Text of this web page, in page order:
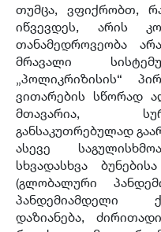
თუმცა, ვფიქრობთ,
იწვევდეს, არის
თანამედროვეობა
მრავალი
„პოლიკრიზისის“
ვითარების სწორად
მთავარია,
განსაკუთრებულად
ასევე
სხვადასხვა
(გლობალური
პანდემიამდელი
დაზიანება,